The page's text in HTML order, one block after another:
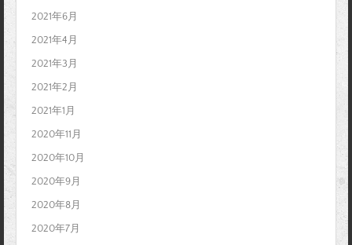
2021年6月
2021年4月
2021年3月
2021年2月
2021年1月
2020年11月
2020年10月
2020年9月
2020年8月
2020年7月